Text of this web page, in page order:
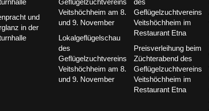
und
in der
Lokalgeflügelschau
des
Geflügelzuchtvereins
Veitshöchheim am 8.
und 9. November
Preisverleihung beim
Züchterabend des
Geflügelzuchtvereins
Veitshöchheim im
Restaurant Etna